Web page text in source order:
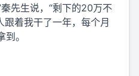
先生说，“剩下的20万不
跟着我干了一年，每个月
。